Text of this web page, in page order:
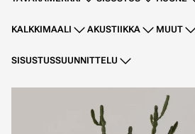
KALKKIMAALI AKUSTIIKKA MUUT
SISUSTUSSUUNNITTELU